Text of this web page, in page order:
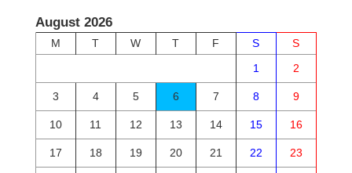
August 2026
M T W T F S
S
1
2
3 4 5 6 7 8 9
10 11 12 13 14 15 16
17 18 19 20 21 22 23